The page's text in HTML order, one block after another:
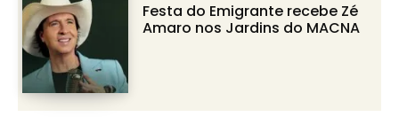
Festa do Emigrante recebe Zé
Amaro nos Jardins do MACNA